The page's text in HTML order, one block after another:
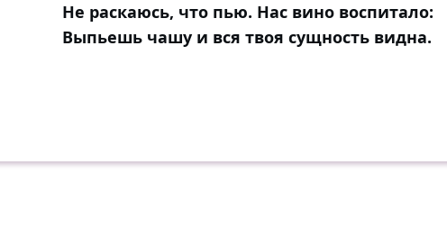
Не раскаюсь, что пью. Нас вино воспитало:
Выпьешь чашу и вся твоя сущность видна.